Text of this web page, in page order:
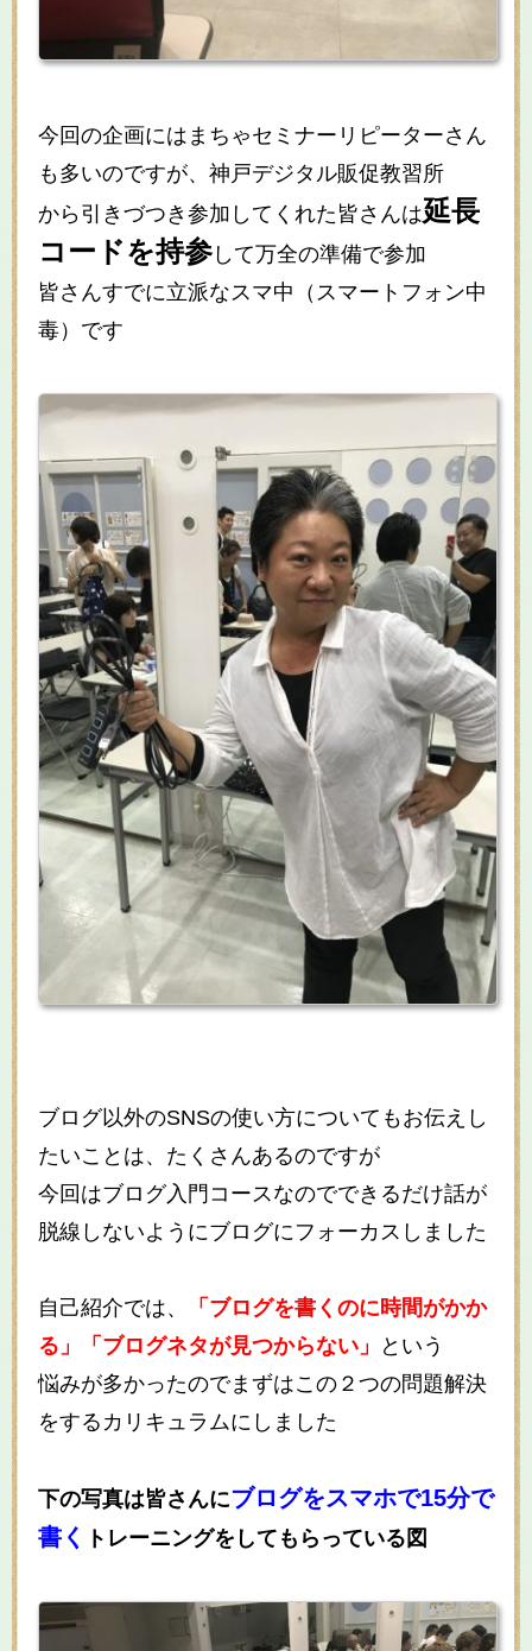
今回の企画にはまちゃセミナーリピーターさん
も多いのですが、神戸デジタル販促教習所
から引きづつき参加してくれた皆さんは延長
コードを持参 して万全の準備で参加
皆さんすでに立派なスマ中（スマートフォン中
毒）です
ブログ以外のSNSの使い方についてもお伝えし
たいことは、たくさんあるのですが
今回はブログ入門コースなのでできるだけ話が
脱線しないようにブログにフォーカスしました
自己紹介では、
「ブログを書くのに時間がかか
る」「ブログネタが見つからない」
という
悩みが多かったのでまずはこの２つの問題解決
をするカリキュラムにしました
下の写真は皆さんにブログをスマホで15分で
書く
トレーニングをしてもらっている図